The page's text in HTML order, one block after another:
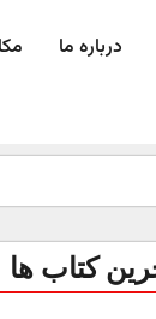
درباره ما
کتاب ها